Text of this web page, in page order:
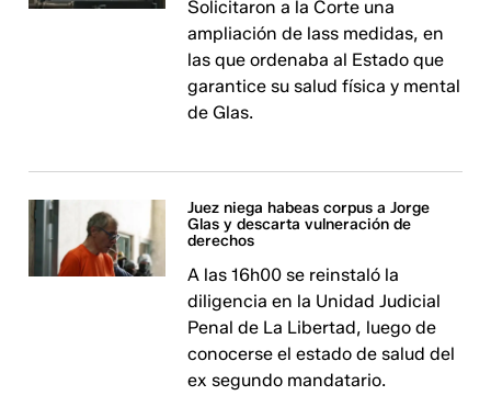
Solicitaron a la Corte una
ampliación de lass medidas, en
las que ordenaba al Estado que
garantice su salud física y mental
de Glas.
Juez niega habeas corpus a Jorge
Glas y descarta vulneración de
derechos
A las 16h00 se reinstaló la
diligencia en la Unidad Judicial
Penal de La Libertad, luego de
conocerse el estado de salud del
ex segundo mandatario.